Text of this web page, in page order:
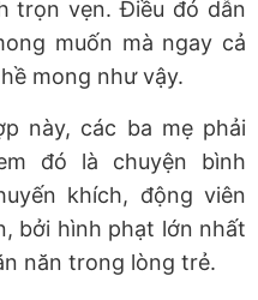
trọn vẹn. Điều đó dẫn
muốn mà ngay cả
mong như vậy.
này, các ba mẹ phải
đó là chuyện bình
khích, động viên
bởi hình phạt lớn nhất
năn trong lòng trẻ.